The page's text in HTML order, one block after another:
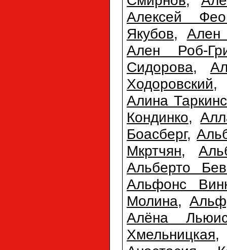
Алексей
Якубов, Ален
Ален Роб-
Сидорова,
Ходоровский
Алина
Кондинко,
Боасберг,
Мкртчян,
Альберто
Альфонс
Молина,
Алёна
Хмельницкая